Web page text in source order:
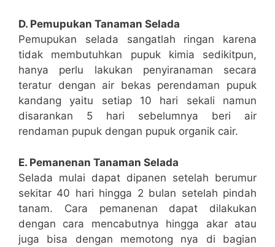
D. Pemupukan Tanaman Selada
Pemupukan selada sangatlah ringan karena
tidak membutuhkan pupuk kimia sedikitpun,
hanya perlu lakukan penyiranaman secara
teratur dengan air bekas perendaman pupuk
kandang yaitu setiap 10 hari sekali namun
disarankan 5 hari sebelumnya beri air
rendaman pupuk dengan pupuk organik cair.
E. Pemanenan Tanaman Selada
Selada mulai dapat dipanen setelah berumur
sekitar 40 hari hingga 2 bulan setelah pindah
tanam. Cara pemanenan dapat dilakukan
dengan cara mencabutnya hingga akar atau
juga bisa dengan memotong nya di bagian